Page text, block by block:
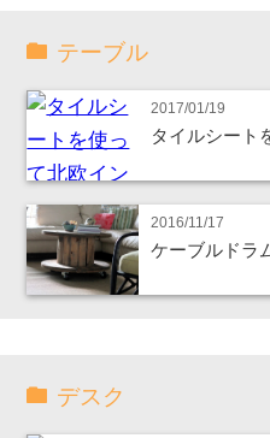
テーブル
2017/01/19
タイルシート
2016/11/17
ケーブルドラ
デスク